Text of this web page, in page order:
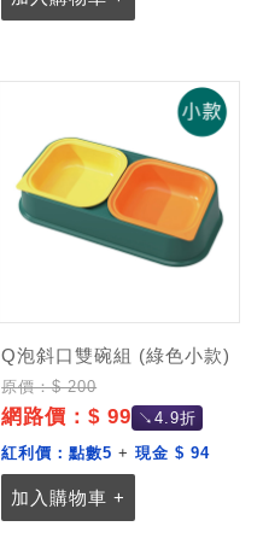
Q泡斜口雙碗組 (綠色小款)
原價：$ 200
網路價：$ 99 ↘4.9折
紅利價：點數5 +現金 $ 94
加入購物車 +